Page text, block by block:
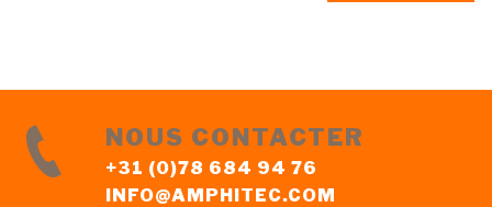
NOUS CONTACTER
+31 (0)78 684 94 76
INFO@AMPHITEC.COM